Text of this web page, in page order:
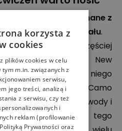
są też wykonane z
materiału.
sportowej najczęściej
(przykładem są New
czasem podobny do niego
This Primegreen Camo
tkaniny nie chłoną wody i
gdy się pocisz. Do tego
korzysta z
cookies
plików cookies w celu
tym m.in. związanych z
serwisu,
jego treści, analizą i
z serwisu, czy też
i
reklam (profilowanie
Polityką Prywatności oraz